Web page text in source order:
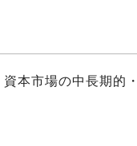
本市場の中長期